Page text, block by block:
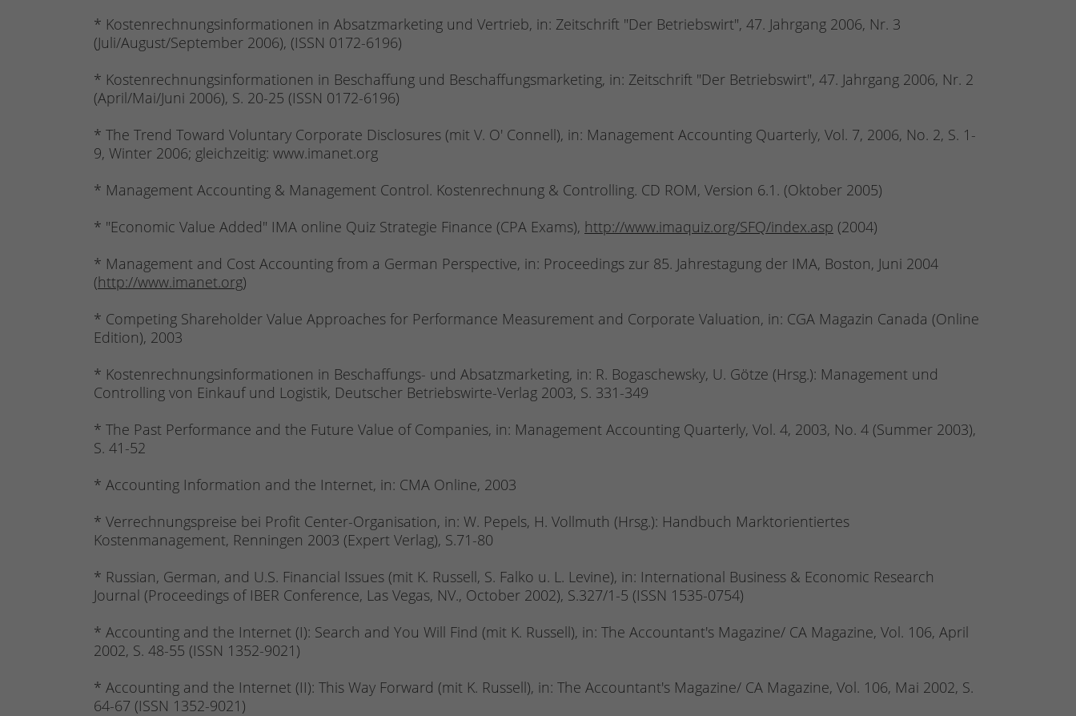
* Kostenrechnungsinformationen in Absatzmarketing und Vertrieb, in: Zeitschrift "Der Betriebswirt", 47. Jahrgang 2006, Nr. 3
(Juli/August/September 2006), (ISSN 0172-6196)
* Kostenrechnungsinformationen in Beschaffung und Beschaffungsmarketing, in: Zeitschrift "Der Betriebswirt", 47. Jahrgang 2006, Nr. 2
(April/Mai/Juni 2006), S. 20-25 (ISSN 0172-6196)
* The Trend Toward Voluntary Corporate Disclosures (mit V. O' Connell), in: Management Accounting Quarterly, Vol. 7, 2006, No. 2, S. 1-
9, Winter 2006; gleichzeitig: www.imanet.org
* Management Accounting & Management Control. Kostenrechnung & Controlling. CD ROM, Version 6.1. (Oktober 2005)
* "Economic Value Added" IMA online Quiz Strategie Finance (CPA Exams), http://www.imaquiz.org/SFQ/index.asp (2004)
* Management and Cost Accounting from a German Perspective, in: Proceedings zur 85. Jahrestagung der IMA, Boston, Juni 2004
(http://www.imanet.org)
* Competing Shareholder Value Approaches for Performance Measurement and Corporate Valuation, in: CGA Magazin Canada (Online
Edition), 2003
* Kostenrechnungsinformationen in Beschaffungs- und Absatzmarketing, in: R. Bogaschewsky, U. Götze (Hrsg.): Management und
Controlling von Einkauf und Logistik, Deutscher Betriebswirte-Verlag 2003, S. 331-349
* The Past Performance and the Future Value of Companies, in: Management Accounting Quarterly, Vol. 4, 2003, No. 4 (Summer 2003),
S. 41-52
* Accounting Information and the Internet, in: CMA Online, 2003
* Verrechnungspreise bei Profit Center-Organisation, in: W. Pepels, H. Vollmuth (Hrsg.): Handbuch Marktorientiertes
Kostenmanagement, Renningen 2003 (Expert Verlag), S.71-80
* Russian, German, and U.S. Financial Issues (mit K. Russell, S. Falko u. L. Levine), in: International Business & Economic Research
Journal (Proceedings of IBER Conference, Las Vegas, NV., October 2002), S.327/1-5 (ISSN 1535-0754)
* Accounting and the Internet (I): Search and You Will Find (mit K. Russell), in: The Accountant's Magazine/ CA Magazine, Vol. 106, April
2002, S. 48-55 (ISSN 1352-9021)
* Accounting and the Internet (II): This Way Forward (mit K. Russell), in: The Accountant's Magazine/ CA Magazine, Vol. 106, Mai 2002, S.
64-67 (ISSN 1352-9021)